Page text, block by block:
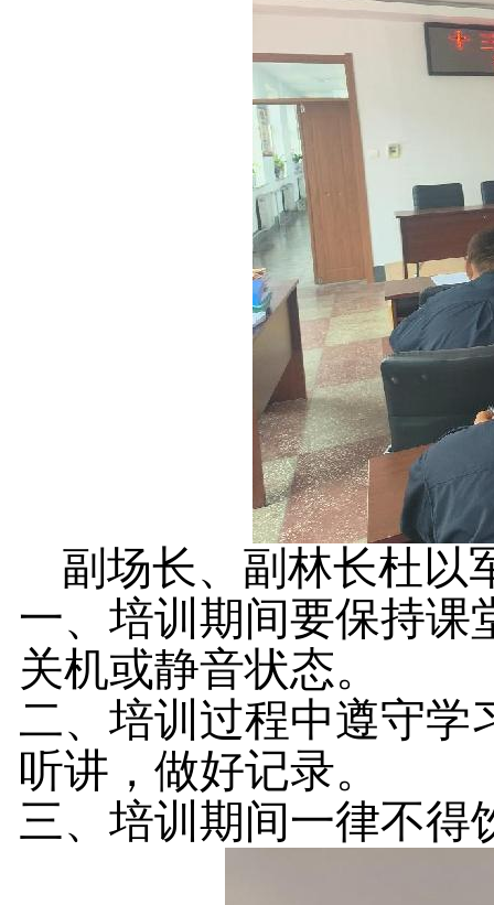
副场长、副林长杜以
一、培训期间要保持课
关机或静音状态。
二、培训过程中遵守学
听讲，做好记录。
三、培训期间一律不得